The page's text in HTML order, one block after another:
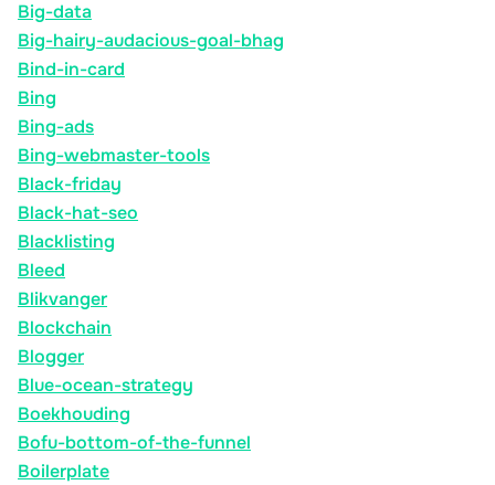
Big-data
Big-hairy-audacious-goal-bhag
Bind-in-card
Bing
Bing-ads
Bing-webmaster-tools
Black-friday
Black-hat-seo
Blacklisting
Bleed
Blikvanger
Blockchain
Blogger
Blue-ocean-strategy
Boekhouding
Bofu-bottom-of-the-funnel
Boilerplate